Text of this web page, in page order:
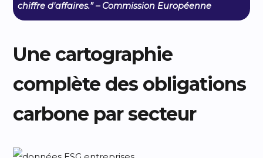
chiffre d'affaires.” – Commission Européenne
Une cartographie
complète des obligations
carbone par secteur